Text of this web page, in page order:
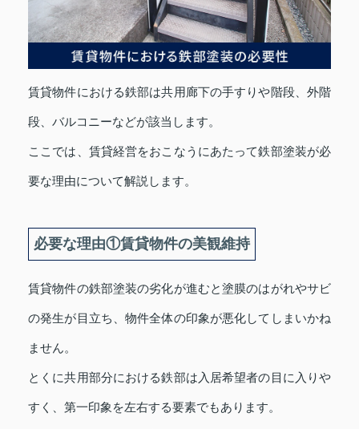
賃貸物件における鉄部は共用廊下の手すりや階段、外階
段、バルコニーなどが該当します。
ここでは、賃貸経営をおこなうにあたって鉄部塗装が必
要な理由について解説します。
必要な理由①賃貸物件の美観維持
賃貸物件の鉄部塗装の劣化が進むと塗膜のはがれやサビ
の発生が目立ち、物件全体の印象が悪化してしまいかね
ません。
とくに共用部分における鉄部は入居希望者の目に入りや
すく、第一印象を左右する要素でもあります。